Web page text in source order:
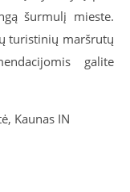
šurmulį mieste.
turistinių maršrutų
galite
Kaunas IN